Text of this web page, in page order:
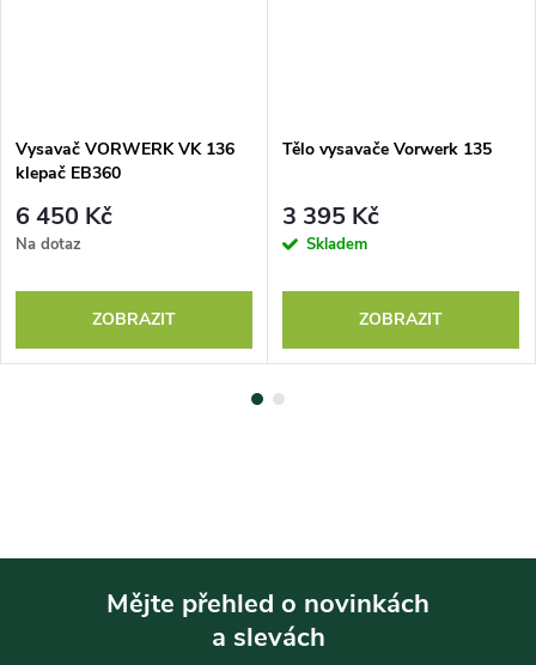
Vysavač VORWERK VK 136
klepač EB360
6 450 Kč
Na dotaz
ZOBRAZIT
Tělo vysavače Vorwerk 135
3 395 Kč
Skladem
ZOBRAZIT
Mějte přehled o novinkách
a slevách